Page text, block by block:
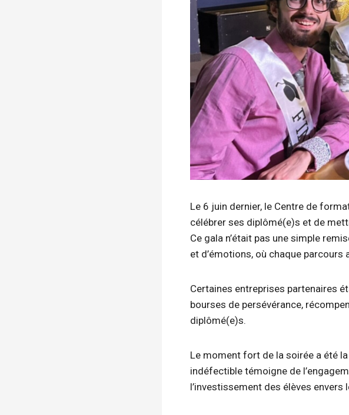
Le 6 juin dernier, le Centre de
célébrer ses diplômé(e)s et de
Ce gala n’était pas une simple
et d’émotions, où chaque parcours
Certaines entreprises partenaires
bourses de persévérance,
diplômé(e)s.
Le moment fort de la soirée a été
indéfectible témoigne de
l’investissement des élèves envers